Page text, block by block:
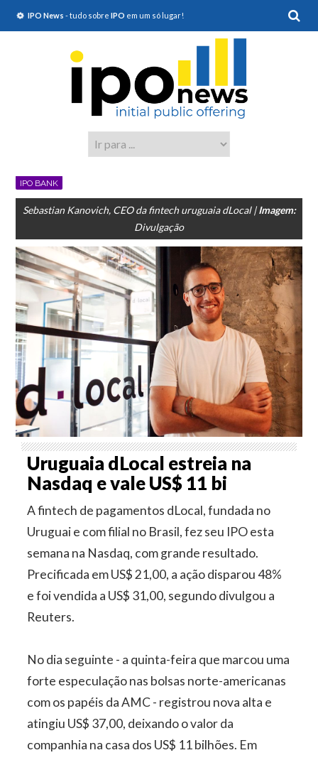
IPO News - tudo sobre IPO em um só lugar!
IPO BANK
Sebastian Kanovich, CEO da fintech uruguaia dLocal |Imagem:
Divulgação
Uruguaia dLocal estreia na
Nasdaq e vale US$ 11 bi
A fintech de pagamentos dLocal, fundada no
Uruguai e com filial no Brasil, fez seu IPO esta
semana na Nasdaq, com grande resultado.
Precificada em US$ 21,00, a ação disparou 48%
e foi vendida a US$ 31,00, segundo divulgou a
Reuters.
No dia seguinte - a quinta-feira que marcou uma
forte especulação nas bolsas norte-americanas
com os papéis da AMC - registrou nova alta e
atingiu US$ 37,00, deixando o valor da
companhia na casa dos US$ 11 bilhões. Em